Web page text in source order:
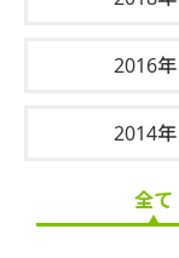
2016年
2014年
全て